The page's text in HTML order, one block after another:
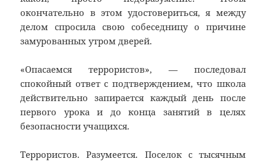
окончательно в этом удостовериться, я между
делом спросила свою собеседницу о причине
замурованных утром дверей.
«Опасаемся террористов», — последовал
спокойный ответ с подтверждением, что школа
действительно запирается каждый день после
первого урока и до конца занятий в целях
безопасности учащихся.
Террористов. Разумеется. Поселок с тысячным